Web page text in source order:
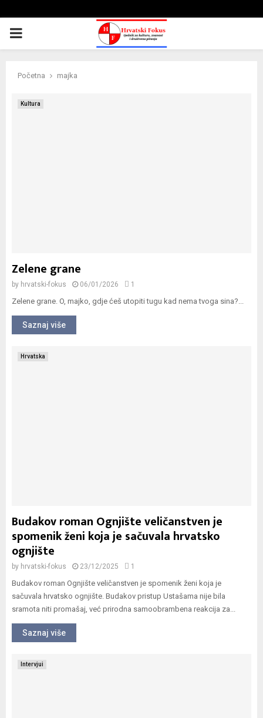
PRIMARY
Početna majka
Kultura
Zelene grane
by hrvatski-fokus 06/01/2026 1
Zelene grane. O, majko, gdje ćeš utopiti tugu kad nema tvoga sina?...
Saznaj više
Hrvatska
Budakov roman Ognjište veličanstven je
spomenik ženi koja je sačuvala hrvatsko
ognjište
by hrvatski-fokus 23/12/2025 1
Budakov roman Ognjište veličanstven je spomenik ženi koja je
sačuvala hrvatsko ognjište. Budakov pristup Ustašama nije bila
sramota niti promašaj, već prirodna samoobrambena reakcija za...
Saznaj više
Intervjui